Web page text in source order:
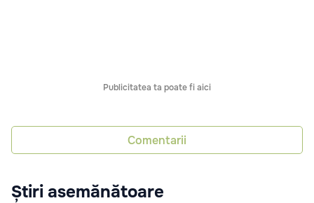
Publicitatea ta poate fi aici
Comentarii
Știri asemănătoare